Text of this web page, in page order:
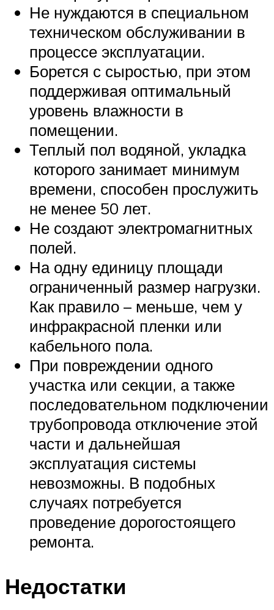
Не нуждаются в специальном
техническом обслуживании в
процессе эксплуатации.
Борется с сыростью, при этом
поддерживая оптимальный
уровень влажности в
помещении.
Теплый пол водяной, укладка
которого занимает минимум
времени, способен прослужить
не менее 50 лет.
Не создают электромагнитных
полей.
На одну единицу площади
ограниченный размер нагрузки.
Как правило – меньше, чем у
инфракрасной пленки или
кабельного пола.
При повреждении одного
участка или секции, а также
последовательном подключении
трубопровода отключение этой
части и дальнейшая
эксплуатация системы
невозможны. В подобных
случаях потребуется
проведение дорогостоящего
ремонта.
Недостатки